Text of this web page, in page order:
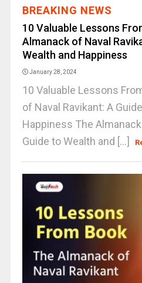
BREAKING NEWS
10 Valuable Lessons
Almanack of Naval
Wealth and Happiness
January 28, 2024
10 Valuable Lessons
of Naval Ravikant: A
Happiness The
Guide to Wealth and [...]